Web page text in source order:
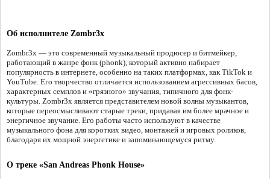
Об исполнителе Zombr3x
Zombr3x — это современный музыкальный продюсер и битмейкер,
работающий в жанре фонк (phonk), который активно набирает
популярность в интернете, особенно на таких платформах, как TikTok и
YouTube. Его творчество отличается использованием агрессивных басов,
характерных семплов и «грязного» звучания, типичного для фонк-
культуры. Zombr3x является представителем новой волны музыкантов,
которые переосмысливают старые треки, придавая им более мрачное и
энергичное звучание. Его работы часто используют в качестве
музыкального фона для коротких видео, монтажей и игровых роликов,
благодаря их мощной энергетике и запоминающемуся ритму.
О треке «San Andreas Phonk House»